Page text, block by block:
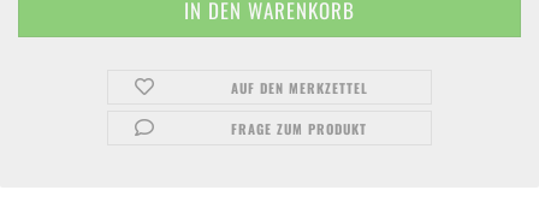
AUF DEN MERKZETTEL
FRAGE ZUM PRODUKT